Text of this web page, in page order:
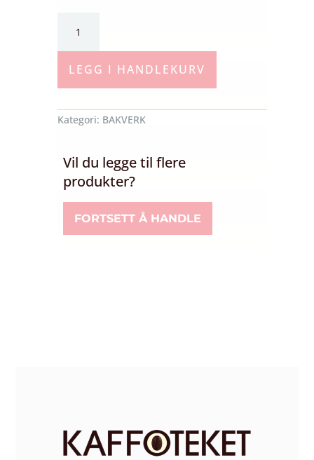
antall
LEGG I HANDLEKURV
Kategori: BAKVERK
Vil du legge til flere
produkter?
FORTSETT Å HANDLE